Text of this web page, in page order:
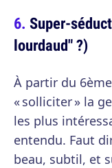
Super-
lourdaud" ?)
À partir du
« solliciter » la
les plus
entendu. Faut
beau, subtil, et